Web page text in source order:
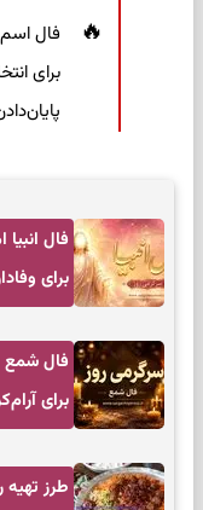
برای
برای
برای
طرز